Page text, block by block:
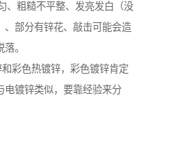
粗糙不平整、发亮发白（没
、部分有锌花、敲击可能会造
。
彩色热镀锌，彩色镀锌肯定
电镀锌类似，要靠经验来分